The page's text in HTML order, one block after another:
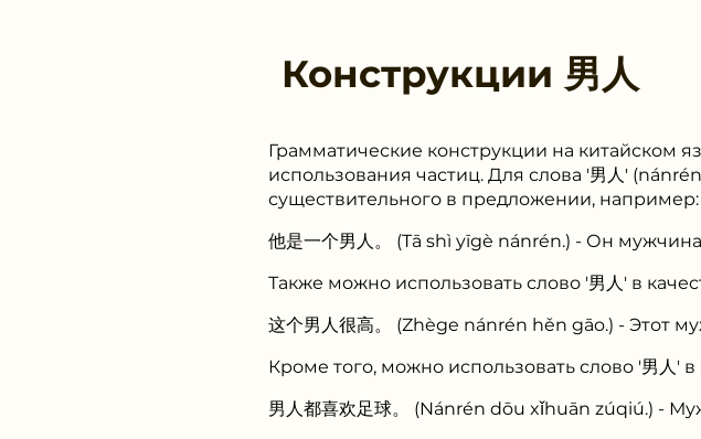
Конструкции 男人
Грамматические конструкции на китайском
использования частиц. Для слова '男人'
существительного в предложении, например:
他是一个男人。 (Tā shì yīgè nánrén.) - Он
Также можно использовать слово '男人' в
这个男人很高。 (Zhège nánrén hěn gāo.) - Этот
Кроме того, можно использовать слово '男人
男人都喜欢足球。 (Nánrén dōu xǐhuān zúqiú.) -